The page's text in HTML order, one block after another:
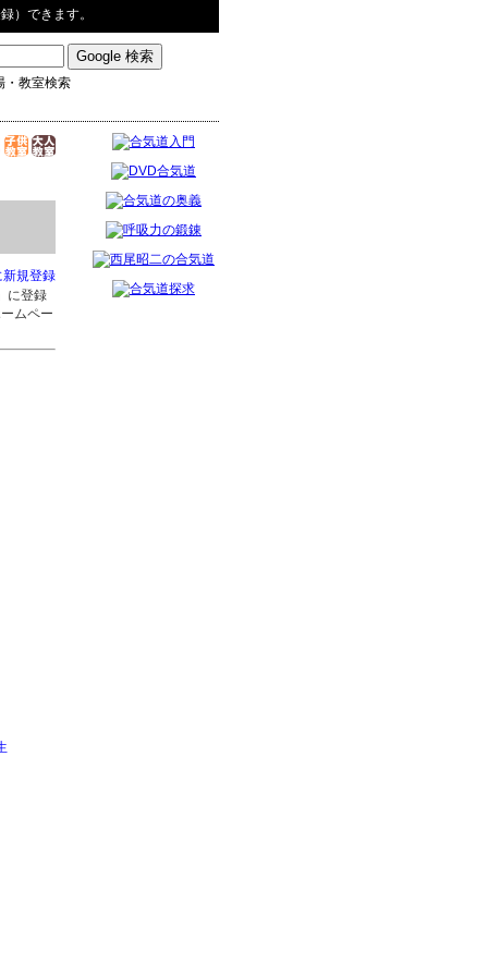
）できます。
・教室検索
新規登録
」に登録
ムペー